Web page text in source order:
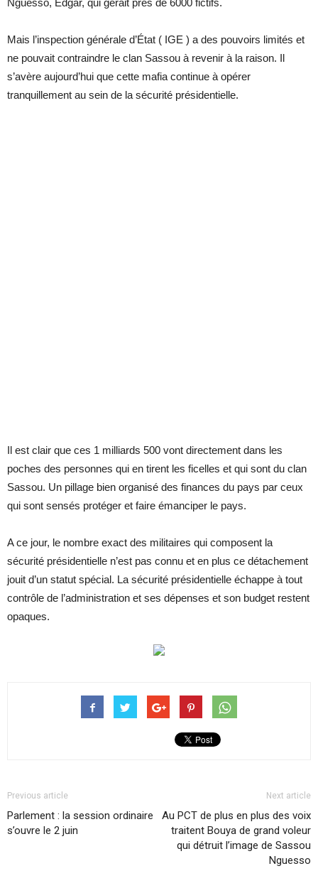
Nguesso, Edgar, qui gérait prés de 6000 fictifs.
Mais l’inspection générale d’État ( IGE ) a des pouvoirs limités et
ne pouvait contraindre le clan Sassou à revenir à la raison. Il
s’avère aujourd’hui que cette mafia continue à opérer
tranquillement au sein de la sécurité présidentielle.
Il est clair que ces 1 milliards 500 vont directement dans les
poches des personnes qui en tirent les ficelles et qui sont du clan
Sassou. Un pillage bien organisé des finances du pays par ceux
qui sont sensés protéger et faire émanciper le pays.
A ce jour, le nombre exact des militaires qui composent la
sécurité présidentielle n’est pas connu et en plus ce détachement
jouit d’un statut spécial. La sécurité présidentielle échappe à tout
contrôle de l’administration et ses dépenses et son budget restent
opaques.
Previous article
Parlement : la session ordinaire
s’ouvre le 2 juin
Next article
Au PCT de plus en plus des voix
traitent Bouya de grand voleur
qui détruit l’image de Sassou
Nguesso